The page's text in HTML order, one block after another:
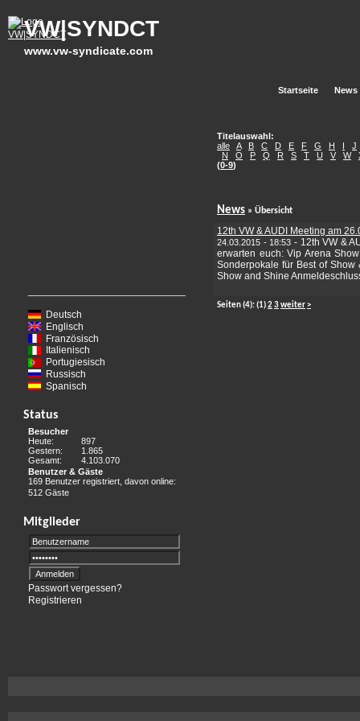
VW|SYNDCT
www.vw-syndicate.com
Startseite News
Deutsch
Englisch
Französisch
Italienisch
Portugiesisch
Russisch
Spanisch
Status
Besucher
Heute:
897
Gestern:
1.865
Gesamt:
4.103.070
Benutzer & Gäste
169 Benutzer registriert, davon online:
512 Gäste
Mitglieder
Passwort vergessen?
Registrieren
Titelauswahl:
alle
A B C D E F G H I
J
N
O P Q R S T U V W
(0-9)
News » Übersicht
12th VW & AUDI Meeting am
24.03.2015 - 18:53 - 12th VW &
erwarten euch: Vip Arena
Sonderpokale für Best of Show
Show and Shine
Seiten(4):(1)23weiter >